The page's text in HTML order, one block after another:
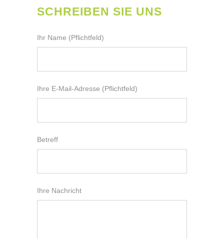
SCHREIBEN SIE UNS
Ihr Name (Pflichtfeld)
Ihre E-Mail-Adresse (Pflichtfeld)
Betreff
Ihre Nachricht